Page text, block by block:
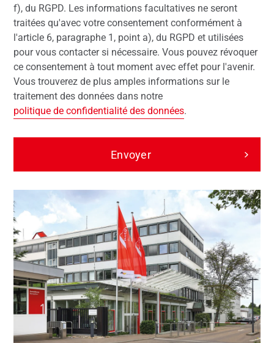
f), du RGPD. Les informations facultatives ne seront
traitées qu'avec votre consentement conformément à
l'article 6, paragraphe 1, point a), du RGPD et utilisées
pour vous contacter si nécessaire. Vous pouvez révoquer
ce consentement à tout moment avec effet pour l'avenir.
Vous trouverez de plus amples informations sur le
traitement des données dans notre
politique de confidentialité des données.
Envoyer